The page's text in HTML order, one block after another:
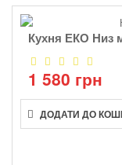
Кухня ЕКО Низ
1 580 грн
ДОДАТИ ДО